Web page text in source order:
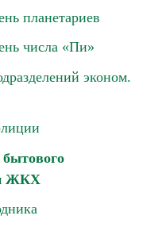
планетариев
числа «Пи»
эконом.
и ЖКХ